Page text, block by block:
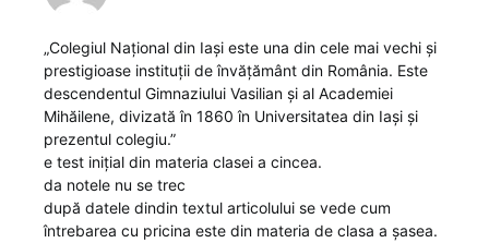
„Colegiul Național din Iași este una din cele mai vechi și
prestigioase instituții de învățământ din România. Este
descendentul Gimnaziului Vasilian și al Academiei
Mihăilene, divizată în 1860 în Universitatea din Iași și
prezentul colegiu.”
e test inițial din materia clasei a cincea.
da notele nu se trec
după datele dindin textul articolului se vede cum
întrebarea cu pricina este din materia de clasa a șasea.